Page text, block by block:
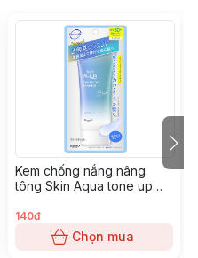
Kem chống nắng nâng
tông Skin Aqua tone up
pa++++ 80g - Xanh
Dương
140đ
Chọn mua